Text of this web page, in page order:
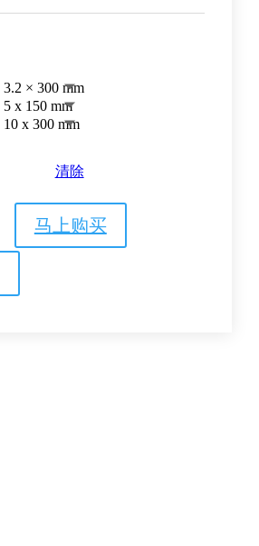
3.2 × 300 mm
5 x 150 mm
10 x 300 mm
清除
马上购买